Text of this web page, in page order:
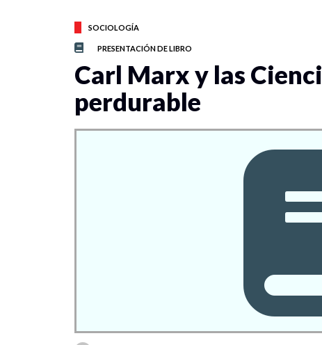
SOCIOLOGÍA
PRESENTACIÓN DE LIBRO
Carl Marx y las
perdurable